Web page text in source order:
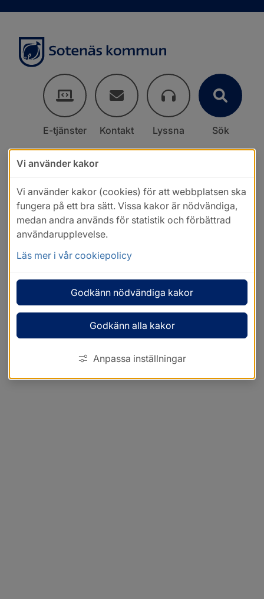
E-tjänster Kontakt Lyssna Sök
Vi använder kakor
Vi använder kakor (cookies) för att webbplatsen ska
fungera på ett bra sätt. Vissa kakor är nödvändiga,
medan andra används för statistik och förbättrad
användarupplevelse.
Läs mer i vår cookiepolicy
Godkänn nödvändiga kakor
Godkänn alla kakor
Anpassa inställningar